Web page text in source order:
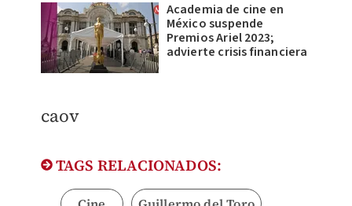
Academia de cine en
México suspende
Premios Ariel 2023;
advierte crisis financiera
caov
TAGS RELACIONADOS: